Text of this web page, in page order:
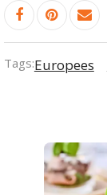
Tags:Europees